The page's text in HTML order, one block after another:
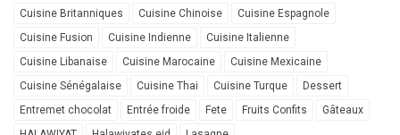
Cuisine Britanniques
Cuisine Chinoise
Cuisine Espagnole
Cuisine Fusion
Cuisine Indienne
Cuisine Italienne
Cuisine Libanaise
Cuisine Marocaine
Cuisine Mexicaine
Cuisine Sénégalaise
Cuisine Thai Cuisine Turque
Dessert
Entremet chocolat
Entrée froide Fete Fruits Confits
Gâteaux